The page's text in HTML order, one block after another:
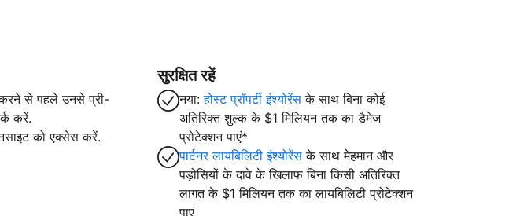
करने से पहले उनसे प्री-
करें.
को एक्सेस करें.
सुरक्षित रहें
नया:होस्ट प्रॉपर्टी इंश्योरेंस के साथ बिना कोई
अतिरिक्त शुल्क के $1 मिलियन तक का डैमेज
प्रोटेक्शन पाएं*
पार्टनर लायबिलिटी इंश्योरेंस के साथ मेहमान और
पड़ोसियों के दावे के खिलाफ बिना किसी अतिरिक्त
लागत के $1 मिलियन तक का लायबिलिटी प्रोटेक्शन
पाएं